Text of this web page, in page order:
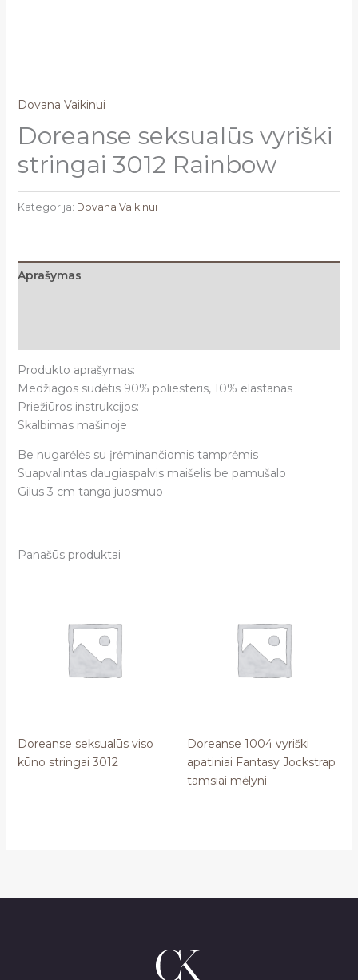
Dovana Vaikinui
Doreanse seksualūs vyriški
stringai 3012 Rainbow
Kategorija: Dovana Vaikinui
Aprašymas
Produkto aprašymas:
Medžiagos sudėtis 90% poliesteris, 10% elastanas
Priežiūros instrukcijos:
Skalbimas mašinoje
Be nugarėlės su įrėminančiomis tamprėmis
Suapvalintas daugiaspalvis maišelis be pamušalo
Gilus 3 cm tanga juosmuo
Panašūs produktai
Doreanse seksualūs viso
kūno stringai 3012
Doreanse 1004 vyriški
apatiniai Fantasy Jockstrap
tamsiai mėlyni